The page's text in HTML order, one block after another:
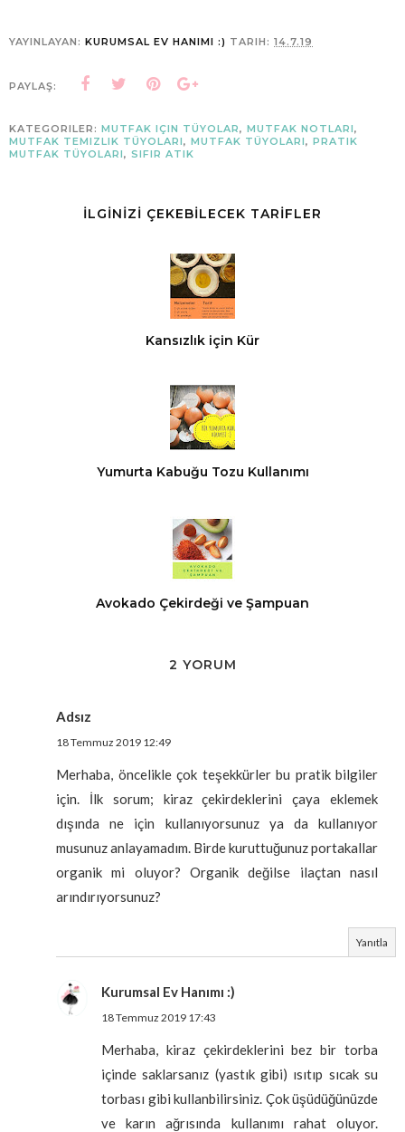
YAYINLAYAN: KURUMSAL EV HANIMI :) TARIH: 14.7.19
PAYLAŞ:
KATEGORILER: MUTFAK IÇIN TÜYOLAR, MUTFAK NOTLARI,
MUTFAK TEMIZLIK TÜYOLARI, MUTFAK TÜYOLARI, PRATIK
MUTFAK TÜYOLARI, SIFIR ATIK
İLGİNİZİ ÇEKEBİLECEK TARİFLER
Kansızlık için Kür
Yumurta Kabuğu Tozu Kullanımı
Avokado Çekirdeği ve Şampuan
2 YORUM
Adsız
18 Temmuz 2019 12:49
Merhaba, öncelikle çok teşekkürler bu pratik bilgiler
için. İlk sorum; kiraz çekirdeklerini çaya eklemek
dışında ne için kullanıyorsunuz ya da kullanıyor
musunuz anlayamadım. Birde kuruttuğunuz portakallar
organik mi oluyor? Organik değilse ilaçtan nasıl
arındırıyorsunuz?
Yanıtla
Kurumsal Ev Hanımı :)
18 Temmuz 2019 17:43
Merhaba, kiraz çekirdeklerini bez bir torba
içinde saklarsanız (yastık gibi) ısıtıp sıcak su
torbası gibi kullanbilirsiniz. Çok üşüdüğünüzde
ve karın ağrısında kullanımı rahat oluyor.